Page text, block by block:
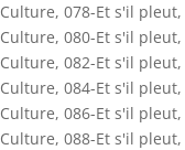
Culture, 078-Et s'il pleut,
Culture, 080-Et s'il pleut,
Culture, 082-Et s'il pleut,
Culture, 084-Et s'il pleut,
Culture, 086-Et s'il pleut,
Culture, 088-Et s'il pleut,